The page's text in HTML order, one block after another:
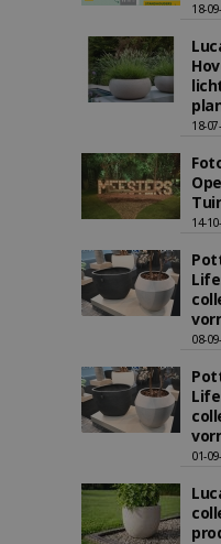
18-
18-
14-
08-
01-